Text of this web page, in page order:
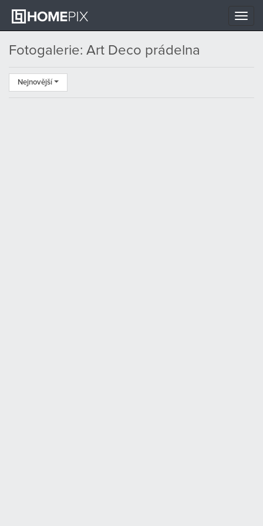
Toggle
Fotogalerie: Art Deco prádelna
Nejnovější